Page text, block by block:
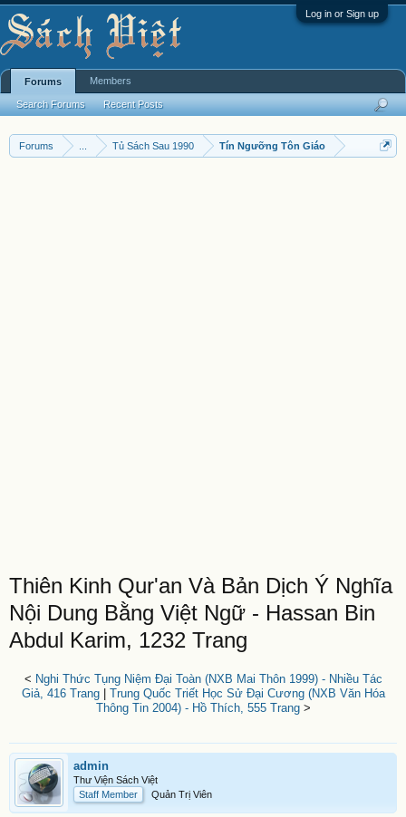
Log in or Sign up
Forums Tủ Sách Sau 1990 Tín Ngưỡng Tôn Giáo
Thiên Kinh Qur'an Và Bản Dịch Ý Nghĩa
Nội Dung Bằng Việt Ngữ - Hassan Bin
Abdul Karim, 1232 Trang
< Nghi Thức Tụng Niệm Đại Toàn (NXB Mai Thôn 1999) - Nhiều Tác
Giả, 416 Trang| Trung Quốc Triết Học Sử Đại Cương (NXB Văn Hóa
Thông Tin 2004) - Hồ Thích, 555 Trang>
admin
Thư Viện Sách Việt
Staff Member
Quản Trị Viên
Forums
Search Forums Recent Posts
Members